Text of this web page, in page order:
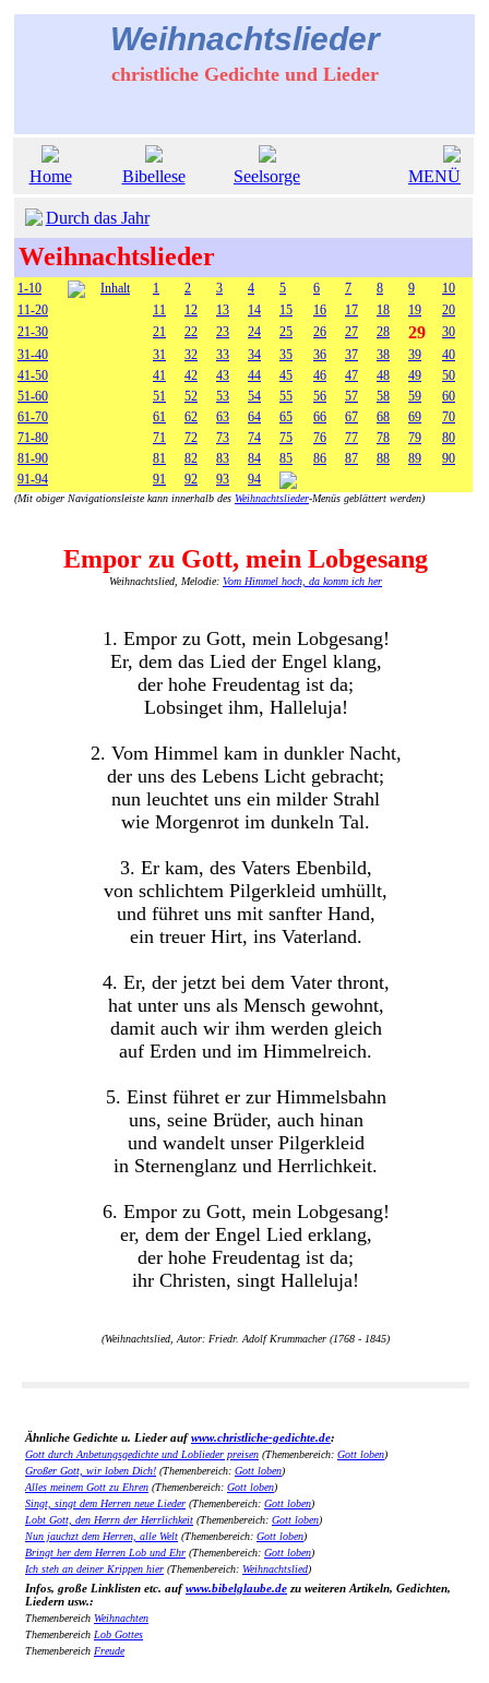
Weihnachtslieder
christliche Gedichte und Lieder
Home Bibellese Seelsorge MENÜ
Durch das Jahr
Weihnachtslieder
1-10 Inhalt 1 2 3 4 5 6 7 8 9
10
11-20
11 12 13 14 15 16 17 18 19
20
21-30
21 22 23 24 25 26 27 28 29
30
31-40
31 32 33 34 35 36 37 38 39
40
41-50
41 42 43 44 45 46 47 48 49
50
51-60
51 52 53 54 55 56 57 58 59
60
61-70
61 62 63 64 65 66 67 68 69
70
71-80
71 72 73 74 75 76 77 78 79
80
81-90
81 82 83 84 85 86 87 88 89
90
91-94
91 92 93 94
(Mit obiger Navigationsleiste kann innerhalb des Weihnachtslieder-Menüs geblättert werden)
Empor zu Gott, mein Lobgesang
Weihnachtslied, Melodie: Vom Himmel hoch, da komm ich her
1. Empor zu Gott, mein Lobgesang!
Er, dem das Lied der Engel klang,
der hohe Freudentag ist da;
Lobsinget ihm, Halleluja!
2. Vom Himmel kam in dunkler Nacht,
der uns des Lebens Licht gebracht;
nun leuchtet uns ein milder Strahl
wie Morgenrot im dunkeln Tal.
3. Er kam, des Vaters Ebenbild,
von schlichtem Pilgerkleid umhüllt,
und führet uns mit sanfter Hand,
ein treuer Hirt, ins Vaterland.
4. Er, der jetzt bei dem Vater thront,
hat unter uns als Mensch gewohnt,
damit auch wir ihm werden gleich
auf Erden und im Himmelreich.
5. Einst führet er zur Himmelsbahn
uns, seine Brüder, auch hinan
und wandelt unser Pilgerkleid
in Sternenglanz und Herrlichkeit.
6. Empor zu Gott, mein Lobgesang!
er, dem der Engel Lied erklang,
der hohe Freudentag ist da;
ihr Christen, singt Halleluja!
(Weihnachtslied, Autor: Friedr. Adolf Krummacher (1768 - 1845)
Ähnliche Gedichte u. Lieder aufwww.christliche-gedichte.de:
Gott durch Anbetungsgedichte und Loblieder preisen (Themenbereich: Gott loben)
Großer Gott, wir loben Dich! (Themenbereich: Gott loben)
Alles meinem Gott zu Ehren (Themenbereich: Gott loben)
Singt, singt dem Herren neue Lieder (Themenbereich: Gott loben)
Lobt Gott, den Herrn der Herrlichkeit (Themenbereich: Gott loben)
Nun jauchzt dem Herren, alle Welt (Themenbereich: Gott loben)
Bringt her dem Herren Lob und Ehr (Themenbereich: Gott loben)
Ich steh an deiner Krippen hier (Themenbereich: Weihnachtslied)
Infos, große Linklisten etc. aufwww.bibelglaube.de zu weiteren Artikeln, Gedichten,
Liedern usw.:
Themenbereich Weihnachten
Themenbereich Lob Gottes
Themenbereich Freude